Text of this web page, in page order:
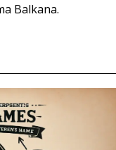
Balkana.